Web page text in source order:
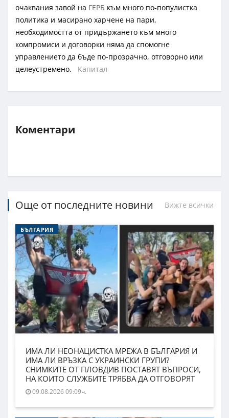
очаквания завой на ГЕРБ към много по-популистка
политика и масирано харчене на пари,
необходимостта от придържането към много
компромиси и договорки няма да спомогне
управлението да бъде по-прозрачно, отговорно или
целеустремено. Капитал
Коментари
Още от последните новини Вижте всички
БЪЛГАРИЯ
ИМА ЛИ НЕОНАЦИСТКА МРЕЖА В БЪЛГАРИЯ И
ИМА ЛИ ВРЪЗКА С УКРАИНСКИ ГРУПИ?
СНИМКИТЕ ОТ ПЛОВДИВ ПОСТАВЯТ ВЪПРОСИ,
НА КОИТО СЛУЖБИТЕ ТРЯБВА ДА ОТГОВОРЯТ
09.08.2026 09:09ч.